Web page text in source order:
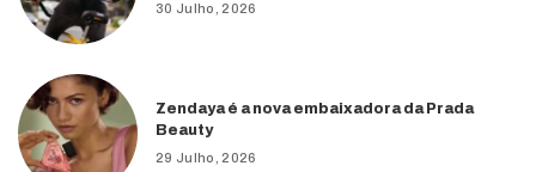
30 Julho, 2026
Zendaya é a nova embaixadora da Prada
Beauty
29 Julho, 2026